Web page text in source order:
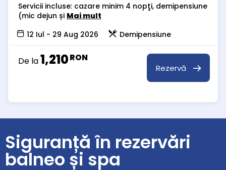
Servicii incluse: cazare minim 4 nopţi, demipensiune
(mic dejun și Mai mult
12 Iul - 29 Aug 2026
Demipensiune
De la1,210RON
Rezervă
Siguranță în rezervări
balneo și spa